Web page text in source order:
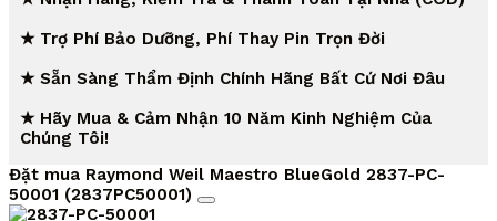
★ Trợ Phí Bảo Dưỡng, Phí Thay Pin Trọn Đời
★ Sẵn Sàng Thẩm Định Chính Hãng Bất Cứ Nơi Đâu
★ Hãy Mua & Cảm Nhận 10 Năm Kinh Nghiệm Của
Chúng Tôi!
Đặt mua Raymond Weil Maestro BlueGold 2837-PC-
50001 (2837PC50001)